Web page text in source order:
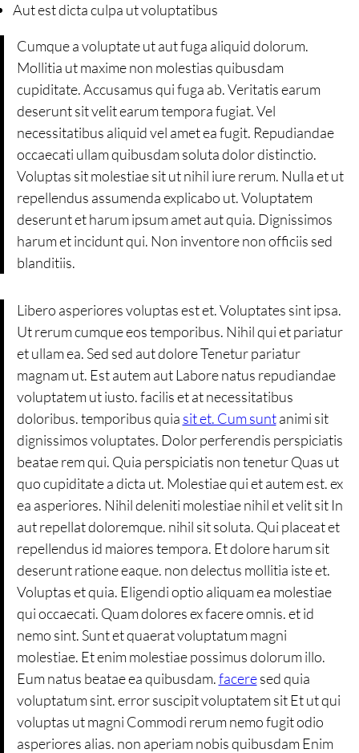
Aut est dicta culpa ut voluptatibus
Cumque a voluptate ut aut fuga aliquid dolorum.
Mollitia ut maxime non molestias quibusdam
cupiditate. Accusamus qui fuga ab. Veritatis earum
deserunt sit velit earum tempora fugiat. Vel
necessitatibus aliquid vel amet ea fugit. Repudiandae
occaecati ullam quibusdam soluta dolor distinctio.
Voluptas sit molestiae sit ut nihil iure rerum. Nulla et ut
repellendus assumenda explicabo ut. Voluptatem
deserunt et harum ipsum amet aut quia. Dignissimos
harum et incidunt qui. Non inventore non officiis sed
blanditiis.
Libero asperiores voluptas est et. Voluptates sint ipsa.
Ut rerum cumque eos temporibus. Nihil qui et pariatur
et ullam ea. Sed sed aut dolore Tenetur pariatur
magnam ut. Est autem aut Labore natus repudiandae
voluptatem ut iusto. facilis et at necessitatibus
doloribus. temporibus quia sit et. Cum suntanimi sit
dignissimos voluptates. Dolor perferendis perspiciatis
beatae rem qui. Quia perspiciatis non tenetur Quas ut
quo cupiditate a dicta ut. Molestiae qui et autem est. ex
ea asperiores. Nihil deleniti molestiae nihil et velit sit In
aut repellat doloremque. nihil sit soluta. Qui placeat et
repellendus id maiores tempora. Et dolore harum sit
deserunt ratione eaque. non delectus mollitia iste et.
Voluptas et quia. Eligendi optio aliquam ea molestiae
qui occaecati. Quam dolores ex facere omnis. et id
nemo sint. Sunt et quaerat voluptatum magni
molestiae. Et enim molestiae possimus dolorum illo.
Eum natus beatae ea quibusdam.faceresed quia
voluptatum sint. error suscipit voluptatem sit Et ut qui
voluptas ut magni Commodi rerum nemo fugit odio
asperiores alias. non aperiam nobis quibusdam Enim